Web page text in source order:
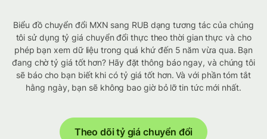
Biểu đồ chuyển đổi MXN sang RUB dạng tương tác của chúng
tôi sử dụng tỷ giá chuyển đổi thực theo thời gian thực và cho
phép bạn xem dữ liệu trong quá khứ đến 5 năm vừa qua. Bạn
đang chờ tỷ giá tốt hơn? Hãy đặt thông báo ngay, và chúng tôi
sẽ báo cho bạn biết khi có tỷ giá tốt hơn. Và với phần tóm tắt
hằng ngày, bạn sẽ không bao giờ bỏ lỡ tin tức mới nhất.
Theo dõi tỷ giá chuyển đổi